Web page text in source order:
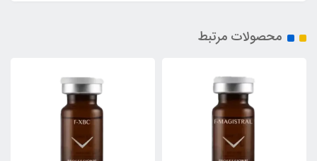
محصولات مرتبط